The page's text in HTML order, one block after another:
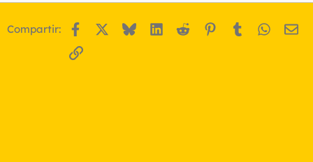
a
Compartir: Facebook BlueskyLinkedIn
Reddit Pinterest
Tumblr
Enlace